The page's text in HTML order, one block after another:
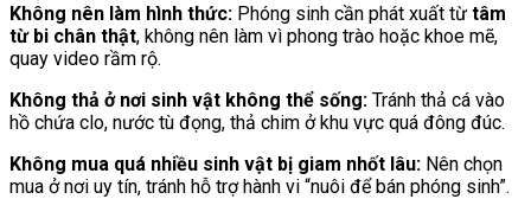
Không nên làm hình thức: Phóng sinh cần phát xuất từ tâm
từ bi chân thật, không nên làm vì phong trào hoặc khoe mẽ,
quay video rầm rộ.
Không thả ở nơi sinh vật không thể sống: Tránh thả cá vào
hồ chứa clo, nước tù đọng, thả chim ở khu vực quá đông đúc.
Không mua quá nhiều sinh vật bị giam nhốt lâu: Nên chọn
mua ở nơi uy tín, tránh hỗ trợ hành vi “nuôi để bán phóng sinh”.